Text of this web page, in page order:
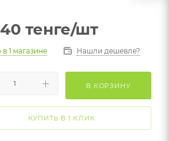
тенге/шт
в 1 магазине Нашли дешевле?
В КОРЗИНУ
КУПИТЬ В 1 КЛИК